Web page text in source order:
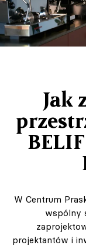
Jak
W Centrum
wspólny
projektantów i